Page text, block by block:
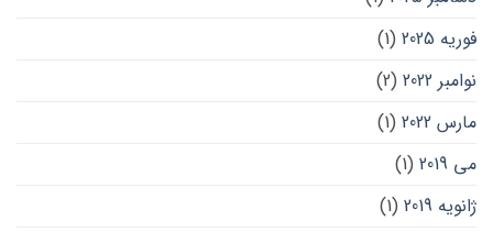
فوریه 2025
(1)
نوامبر 2022
(2)
مارس 2022
(1)
می 2019
(1)
ژانویه 2019
(1)